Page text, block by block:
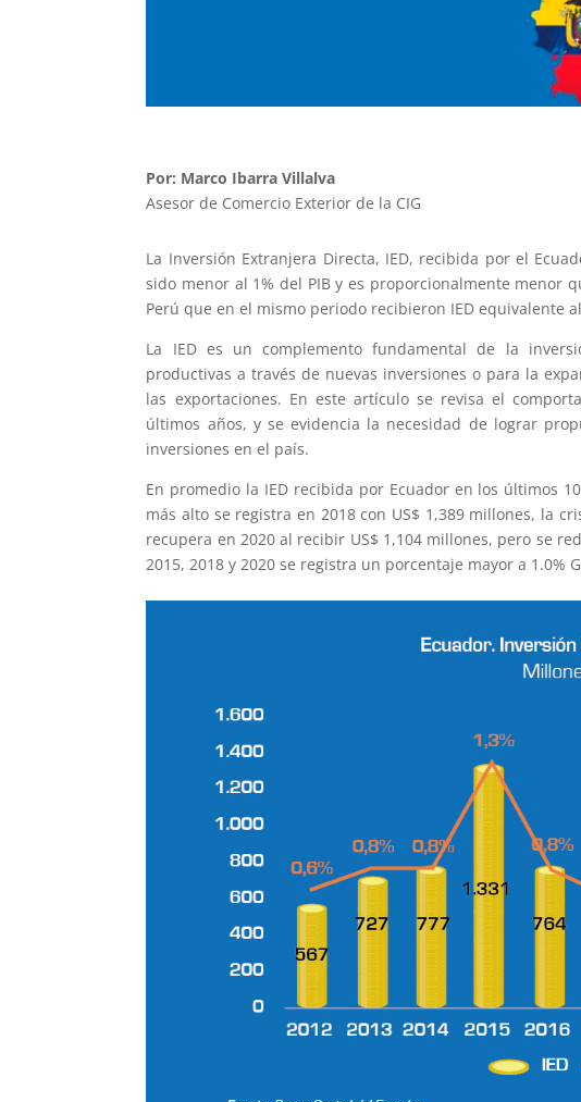
Por: Marco Ibarra Villalva
Asesor de Comercio Exterior de la CIG
La Inversión Extranjera Directa, IED, recibida por el
sido menor al 1% del PIB y es proporcionalmente menor
Perú que en el mismo periodo recibieron IED equivalente
La IED es un complemento fundamental de la
productivas a través de nuevas inversiones o para la
las exportaciones. En este artículo se revisa el
últimos años, y se evidencia la necesidad de lograr
inversiones en el país.
En promedio la IED recibida por Ecuador en los últimos
más alto se registra en 2018 con US$ 1,389 millones, la
recupera en 2020 al recibir US$ 1,104 millones, pero se
2015, 2018 y 2020 se registra un porcentaje mayor a 1.0%